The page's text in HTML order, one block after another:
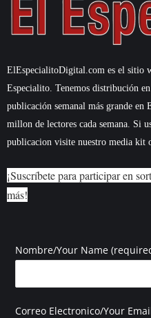
ElEspecialitoDigital.com es el sitio
Especialito. Tenemos distribución
publicación semanal más grande en
millon de lectores cada semana. Si
publicacion visite nuestro media kit
¡Suscríbete para participar en
más!
Nombre/Your Name
Correo Electronico/Your